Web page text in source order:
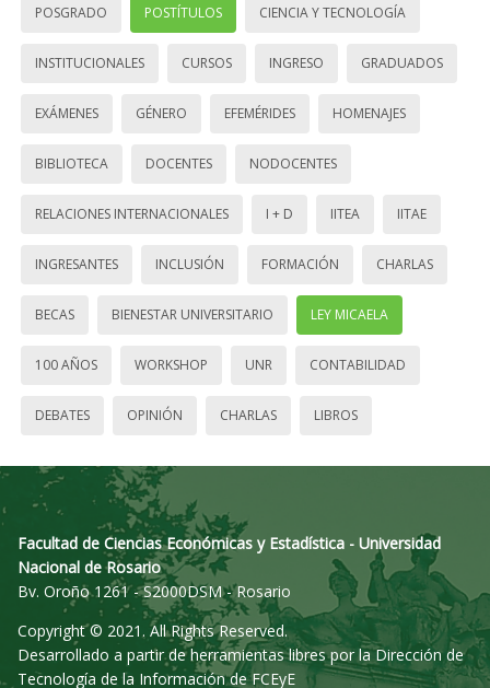
POSGRADO POSTÍTULOS CIENCIA Y TECNOLOGÍA
INSTITUCIONALES CURSOS INGRESO GRADUADOS
EXÁMENES GÉNERO EFEMÉRIDES HOMENAJES
BIBLIOTECA DOCENTES NODOCENTES
RELACIONES INTERNACIONALES I + D IITEA IITAE
INGRESANTES INCLUSIÓN FORMACIÓN CHARLAS
BECAS BIENESTAR UNIVERSITARIO LEY MICAELA
100 AÑOS WORKSHOP UNR CONTABILIDAD
DEBATES OPINIÓN CHARLAS LIBROS
Facultad de Ciencias Económicas y Estadística - Universidad
Nacional de Rosario
Bv. Oroño 1261 - S2000DSM - Rosario
Copyright © 2021. All Rights Reserved.
Desarrollado a partir de herramientas libres por la Dirección de
Tecnología de la Información de FCEyE